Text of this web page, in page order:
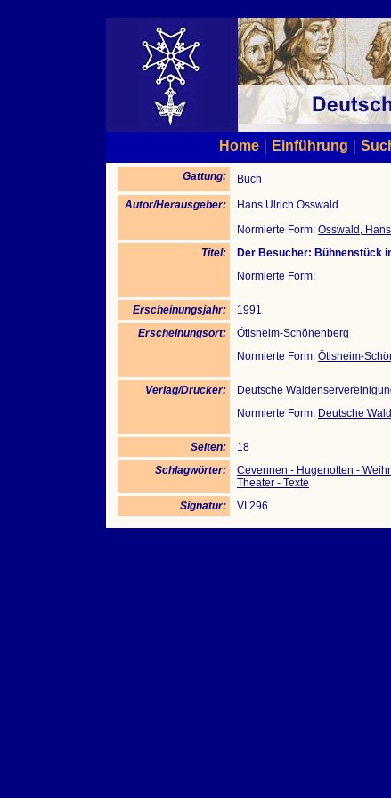
Home | Einführung |
Gattung: Buch
Autor/Herausgeber:
Hans Ulrich Osswald
Normierte Form: Osswald,
Titel:
Der Besucher: Bühnenstück
Normierte Form:
Erscheinungsjahr:
1991
Erscheinungsort:
Ötisheim-Schönenberg
Normierte Form: Ötisheim-
Verlag/Drucker:
Deutsche
Normierte Form: Deutsche
Seiten:
18
Schlagwörter:
Cevennen - Hugenotten -
Theater - Texte
Signatur:
VI 296